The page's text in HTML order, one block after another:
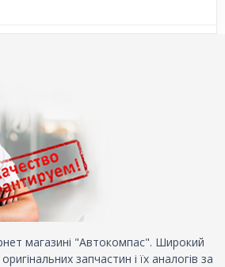
магазині "Автокомпас". Широкий
запчастин і їх аналогів за